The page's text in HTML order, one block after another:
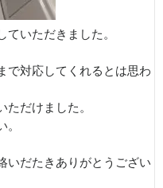
いただきました。
で対応してくれるとは思わ
だけました。
いだたきありがとうござい